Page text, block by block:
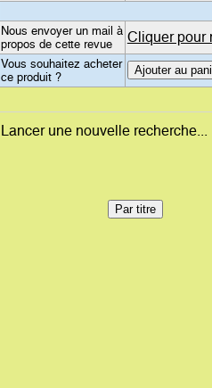
Nous envoyer un mail à
propos de cette revue
Cliquer pour
Vous souhaitez acheter
ce produit ?
Lancer une nouvelle recherche...